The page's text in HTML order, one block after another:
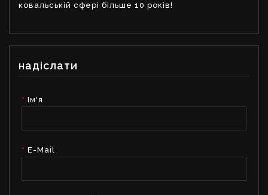
ковальській сфері більше 10 років!
надіслати
Ім'я
E-Mail